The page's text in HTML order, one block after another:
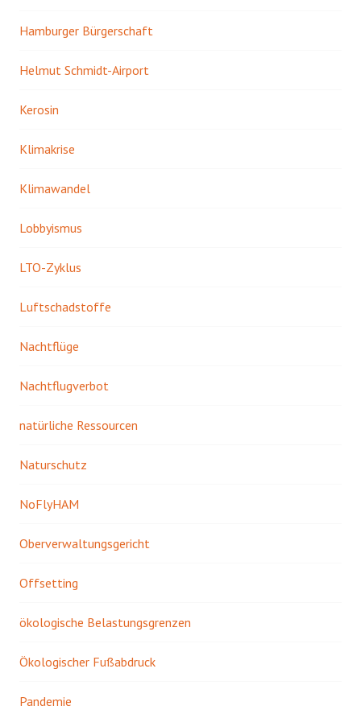
Hamburger Bürgerschaft
Helmut Schmidt-Airport
Kerosin
Klimakrise
Klimawandel
Lobbyismus
LTO-Zyklus
Luftschadstoffe
Nachtflüge
Nachtflugverbot
natürliche Ressourcen
Naturschutz
NoFlyHAM
Oberverwaltungsgericht
Offsetting
ökologische Belastungsgrenzen
Ökologischer Fußabdruck
Pandemie